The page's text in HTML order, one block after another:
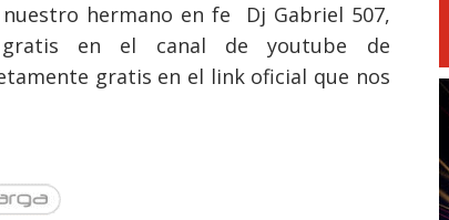
hermano en fe Dj Gabriel 507,
en el canal de youtube de
gratis en el link oficial que nos